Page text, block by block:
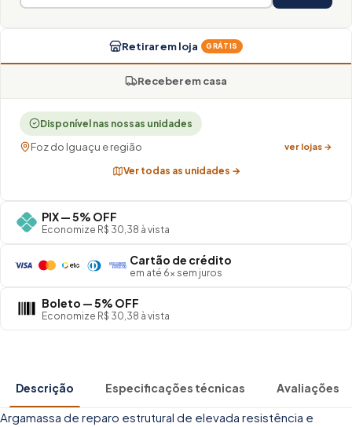
Retirar em loja GRÁTIS
Receber em casa
Disponível nas nossas unidades
Foz do Iguaçu e região ver lojas →
Ver todas as unidades →
PIX — 5% OFF
Economize R$ 30,38 à vista
Cartão de crédito
em até 6× sem juros
Boleto — 5% OFF
Economize R$ 30,38 à vista
Descrição Especificações técnicas Avaliações
Argamassa de reparo estrutural de elevada resistência e